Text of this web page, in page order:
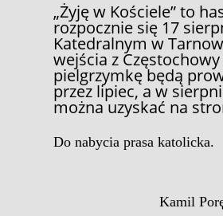
„Żyję w Kościele” to
rozpocznie się 17
Katedralnym w
wejścia z
pielgrzymkę będą
przez lipiec, a w
można uzyskać na
Do nabycia prasa katolicka.
Kamil